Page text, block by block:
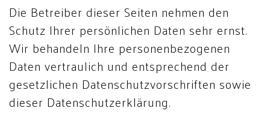
Die Betreiber dieser Seiten nehmen den
Schutz Ihrer persönlichen Daten sehr ernst.
Wir behandeln Ihre personenbezogenen
Daten vertraulich und entsprechend der
gesetzlichen Datenschutzvorschriften sowie
dieser Datenschutzerklärung.